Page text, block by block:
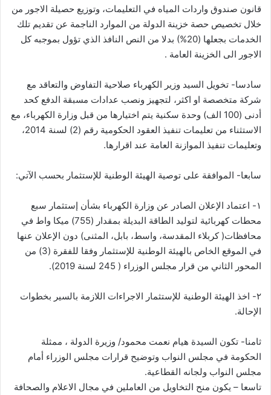
قانون صندوق واردات المياه في التعليمات، وتوزيع حصيلة الاجور من
خلال تخصيص حصة خزينة الدولة من الموارد الناجمة عن تقديم تلك
الخدمات بجعلها (20%) بدلا من النص النافذ الذي تؤول بموجبه كل
الاجور الى الخزينة العامة .
سادسا- تخويل السيد وزير الكهرباء صلاحية التفاوض والتعاقد مع
شركة متخصصة او اكثر، لتجهيز ونصب عدادات مسبقة الدفع كحد
أدنى (100 الف) وحدة سكنية يتم اختيارها من قبل وزارة الكهرباء، مع
الاستثناء من تعليمات تنفيذ العقود الحكومية رقم (2) لسنة 2014،
وتعليمات تنفيذ الموازنة العامة عند اقرارها.
سابعا- الموافقة على توصية الهيئة الوطنية للإستثمار بحسب الآتي:
١- اعتماد الإعلان الصادر عن وزارة الكهرباء بشأن إستثمار سبع
محطات كهربائية لتوليد الطاقة البديلة بمقدار (755) ميكا واط في
محافظات( كربلاء المقدسة، واسط، بابل، المثنى) دون الإعلان عنها
في الموقع الخاص بالهيئة الوطنية للإستثمار وفقا للفقرة (3) من
المحور الثاني من قرار مجلس الوزراء ( 245 لسنة 2019).
٢- اخذ الهيئة الوطنية للإستثمار الاجراءات اللازمة بالسير بخطوات
الإحالة.
ثامنا- تكون السيدة هيام نعمت محمود/ وزيرة الدولة ، ممثلة
الحكومة في مجلس النواب وتوضيح قرارات مجلس الوزراء أمام
مجلس النواب ولجانه القطاعية.
تاسعا – يكون منح التخاويل من العاملين في مجال الاعلام والصحافة